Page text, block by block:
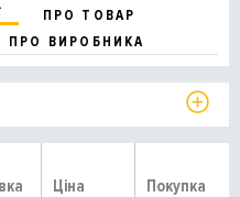
ПРО ТОВАР
ПРО ВИРОБНИКА
Ціна Покупка